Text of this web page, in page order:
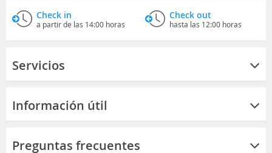
Check in
a partir de las 14:00 horas
Check out
hasta las 12:00 horas
Servicios
Información útil
Preguntas frecuentes